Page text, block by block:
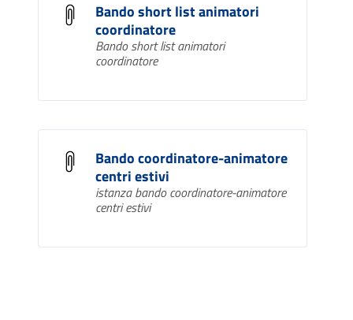
Bando short list animatori
coordinatore
Bando short list animatori
coordinatore
Bando coordinatore-animatore
centri estivi
istanza bando coordinatore-animatore
centri estivi